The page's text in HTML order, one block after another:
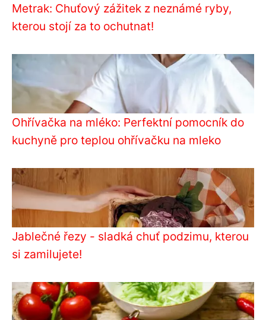
Metrak: Chuťový zážitek z neznámé ryby,
kterou stojí za to ochutnat!
Ohřívačka na mléko: Perfektní pomocník do
kuchyně pro teplou ohřívačku na mleko
Jablečné řezy - sladká chuť podzimu, kterou
si zamilujete!